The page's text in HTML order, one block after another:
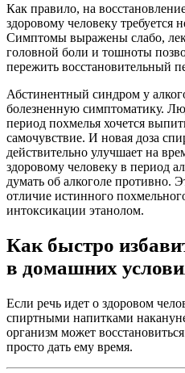
Как правило, на
здоровому человеку требуется
Симптомы выражены слабо,
головной боли и тошноты
пережить восстановительный
Абстинентный синдром у
болезненную симптоматику.
период похмелья хочется
самочувствие. И новая доза
действительно улучшает на
здоровому человеку в период
думать об алкоголе противно.
отличие истинного
интоксикации этанолом.
Как быстро
в домашних
Если речь идет о здоровом
спиртными напитками
организм может
просто дать ему время.